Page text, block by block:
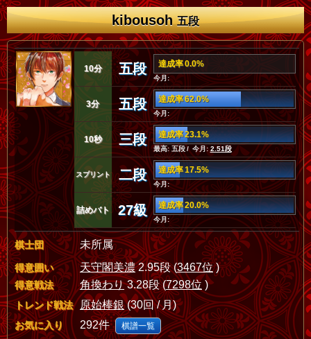
kibousoh五段
10分 五段 達成率 0.0%
今月:
3分 五段 達成率 62.0%
今月:
10秒 三段 達成率 23.1%
最高: 五段 / 今月:2.51段
スプリント 二段 達成率 17.5%
今月:
詰めバト 27級 達成率 20.0%
今月:
棋士団 未所属
得意囲い 天守閣美濃2.95段 (3467位)
得意戦法 角換わり3.28段 (7298位 )
トレンド戦法 原始棒銀(30回 / 月)
お気に入り 292件 棋譜一覧